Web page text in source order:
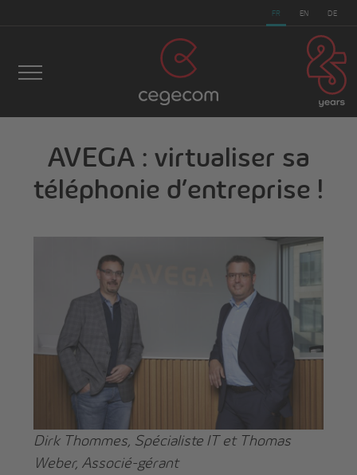
FR EN DE
cegecom >Actualités > AVEGA : virtualiser sa
téléphonie d’entreprise !
AVEGA : virtualiser sa
téléphonie d’entreprise !
Dirk Thommes, Spécialiste IT et Thomas
Weber, Associé-gérant